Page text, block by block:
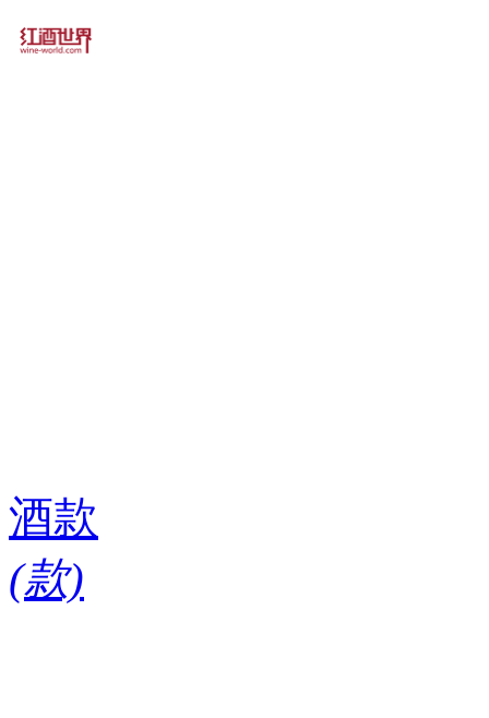
酒款
(款)